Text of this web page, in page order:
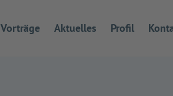
Vorträge Aktuelles Profil